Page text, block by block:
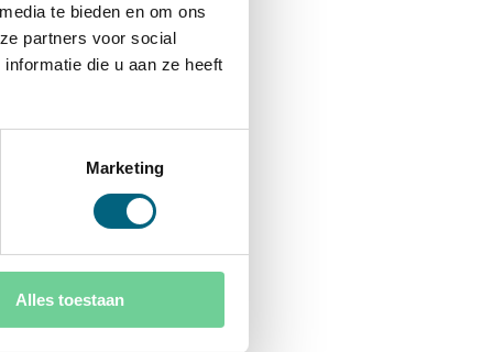
te bieden en om ons
partners voor social
die u aan ze heeft
Marketing
Alles toestaan